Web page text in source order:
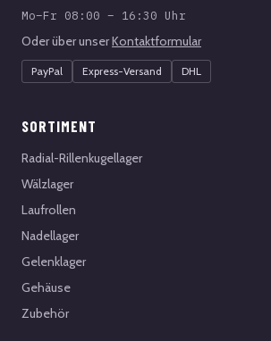
Mo–Fr 08:00 – 16:30 Uhr
Oder über unserKontaktformular
PayPal Express-Versand DHL
SORTIMENT
Radial-Rillenkugellager
Wälzlager
Laufrollen
Nadellager
Gelenklager
Gehäuse
Zubehör